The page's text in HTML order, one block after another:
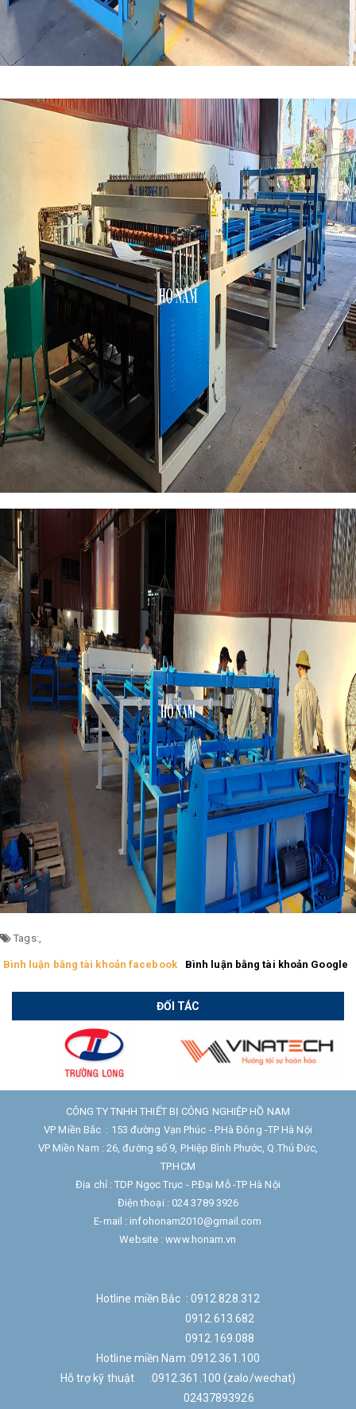
Tags:,
Bình luận bằng tài khoản facebook Bình luận bằng tài khoản Google
ĐỐI TÁC
CÔNG TY TNHH THIẾT BỊ CÔNG NGHIỆP HỒ NAM
VP Miền Bắc : 153 đường Vạn Phúc - P.Hà Đông -TP Hà Nội
VP Miền Nam : 26, đường số 9, P.Hiệp Bình Phước, Q.Thủ Đức,
TP.HCM
Địa chỉ : TDP Ngọc Trục - P.Đại Mỗ -TP Hà Nội
Điện thoại : 024 3789 3926
E-mail : infohonam2010@gmail.com
Website : www.honam.vn
Hotline miền Bắc : 0912.828.312
0912.613.682
0912.169.088
Hotline miền Nam :0912.361.100
Hỗ trợ kỹ thuật :0912.361.100 (zalo/wechat)
02437893926